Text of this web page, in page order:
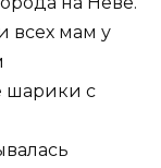
всех мам у
шарики с